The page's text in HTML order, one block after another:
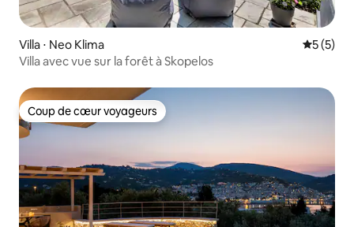
Villa ⋅ Neo Klima
5 (5)
Villa avec vue sur la forêt à Skopelos
Coup de cœur voyageurs
Coup de cœur voyageurs